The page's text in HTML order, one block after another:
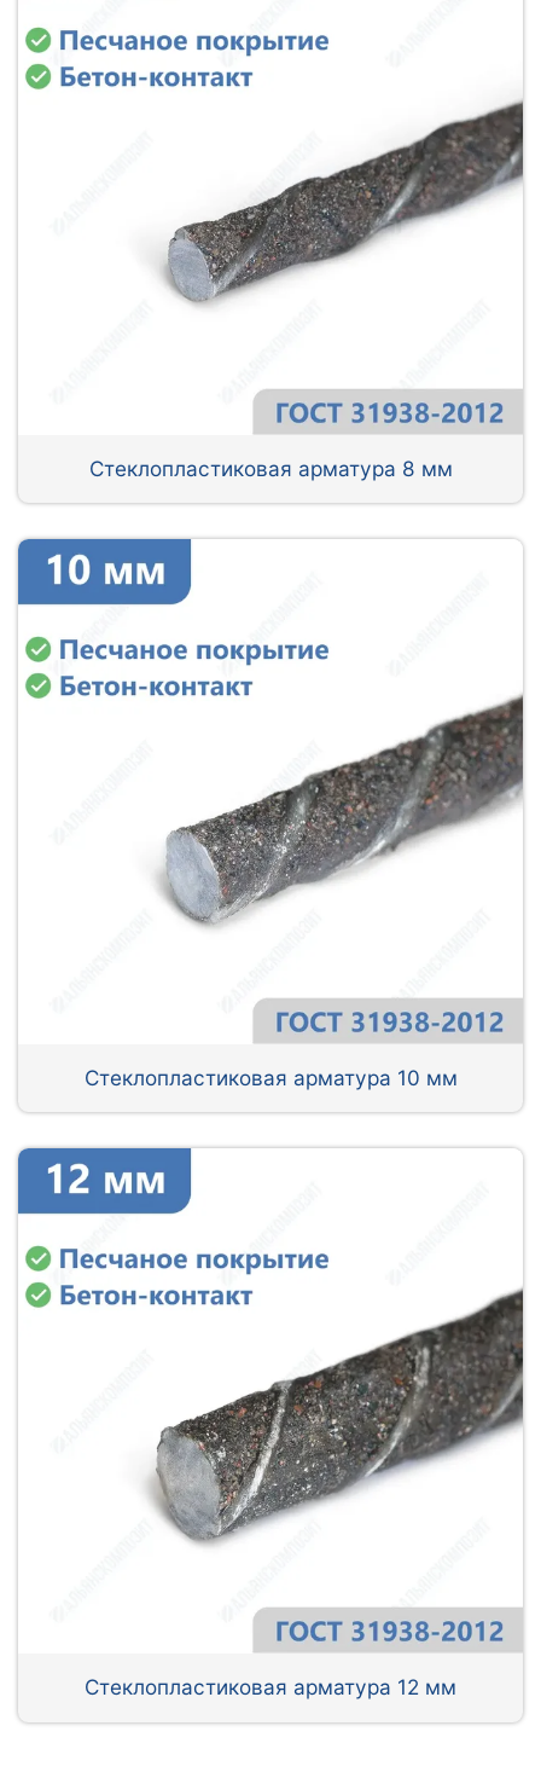
Стеклопластиковая арматура 8 мм
Стеклопластиковая арматура 10 мм
Стеклопластиковая арматура 12 мм